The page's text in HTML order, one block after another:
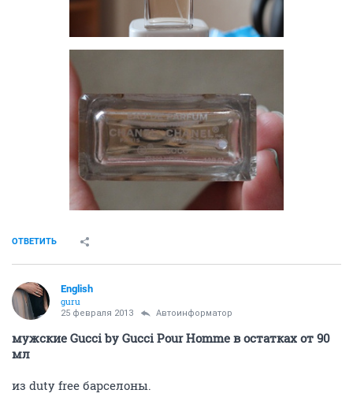
ОТВЕТИТЬ
English
guru
25 февраля 2013 Автоинформатор
мужские Gucci by Gucci Pour Homme в остатках от 90
мл
из duty free барселоны.